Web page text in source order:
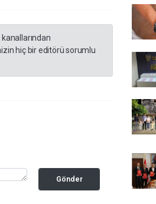
hiç bir editörü sorumlu
Gönder